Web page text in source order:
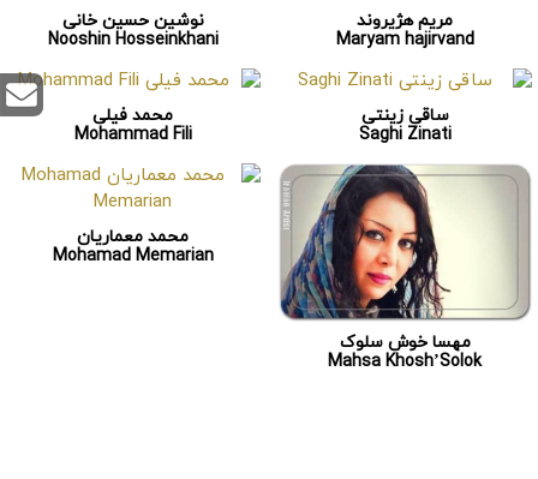
مریم هژیروند
Maryam hajirvand
نوشین حسین خانی
Nooshin Hosseinkhani
ساقی زینتی
Saghi Zinati
محمد فیلی
Mohammad Fili
مهسا خوش سلوک
Mahsa Khosh’Solok
محمد معماریان
Mohamad Memarian